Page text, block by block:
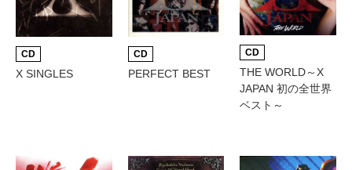
CD
X SINGLES
CD
PERFECT BEST
CD
THE WORLD～X
JAPAN 初の全世界
ベスト～